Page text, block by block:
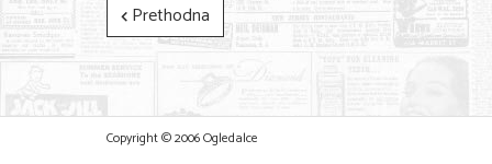
Prethodna
Copyright © 2006 Ogledalce